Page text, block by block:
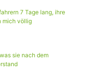
7 Tage lang, ihre
mich völlig
sie nach dem